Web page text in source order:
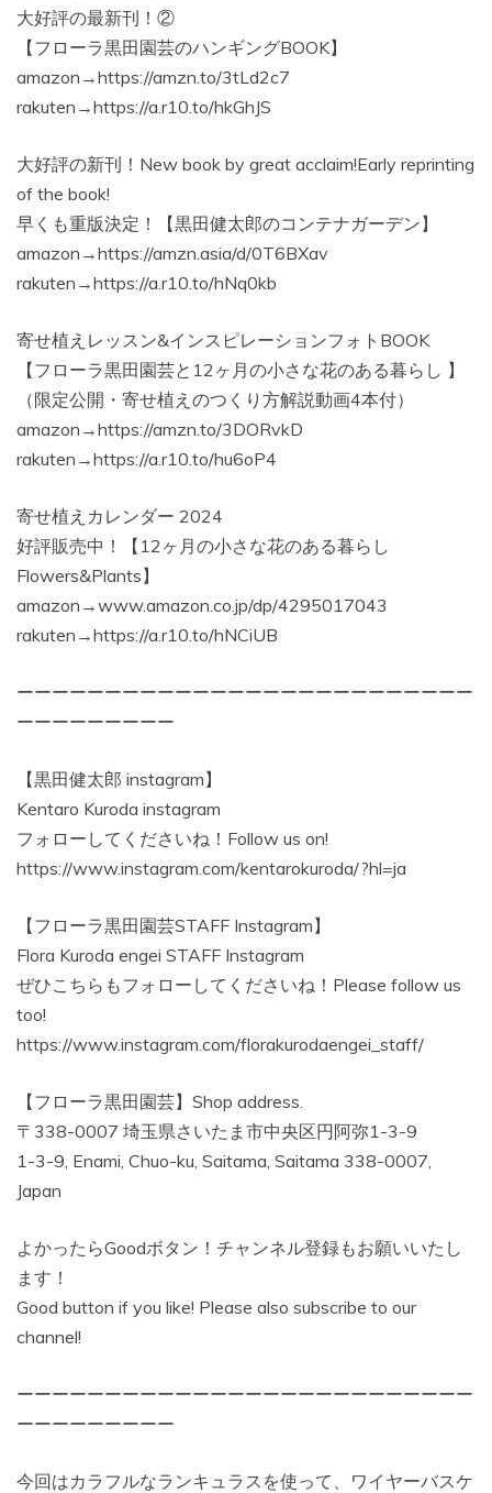
大好評の最新刊！②
【フローラ黒田園芸のハンギングBOOK】
amazon→https://amzn.to/3tLd2c7
rakuten→https://a.r10.to/hkGhJS
大好評の新刊！New book by great acclaim!Early reprinting
of the book!
早くも重版決定！【黒田健太郎のコンテナガーデン】
amazon→https://amzn.asia/d/0T6BXav
rakuten→https://a.r10.to/hNq0kb
寄せ植えレッスン&インスピレーションフォトBOOK
【フローラ黒田園芸と12ヶ月の小さな花のある暮らし 】
（限定公開・寄せ植えのつくり方解説動画4本付）
amazon→https://amzn.to/3DORvkD
rakuten→https://a.r10.to/hu6oP4
寄せ植えカレンダー 2024
好評販売中！【12ヶ月の小さな花のある暮らし
Flowers&Plants】
amazon→www.amazon.co.jp/dp/4295017043
rakuten→https://a.r10.to/hNCiUB
ーーーーーーーーーーーーーーーーーーーーーーーーーー
ーーーーーーーーー
【黒田健太郎 instagram】
Kentaro Kuroda instagram
フォローしてくださいね！Follow us on!
https://www.instagram.com/kentarokuroda/?hl=ja
【フローラ黒田園芸STAFF Instagram】
Flora Kuroda engei STAFF Instagram
ぜひこちらもフォローしてくださいね！Please follow us
too!
https://www.instagram.com/florakurodaengei_staff/
【フローラ黒田園芸】Shop address.
〒338-0007 埼玉県さいたま市中央区円阿弥1-3-9
1-3-9, Enami, Chuo-ku, Saitama, Saitama 338-0007,
Japan
よかったらGoodボタン！チャンネル登録もお願いいたし
ます！
Good button if you like! Please also subscribe to our
channel!
ーーーーーーーーーーーーーーーーーーーーーーーーーー
ーーーーーーーーー
今回はカラフルなランキュラスを使って、ワイヤーバスケ